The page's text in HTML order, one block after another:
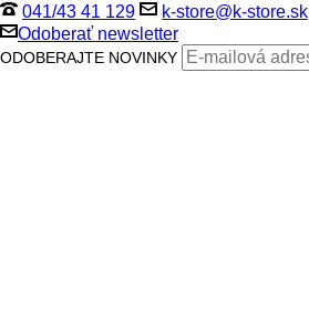
041/43 41 129 k-store@k-store.sk
Odoberať newsletter
ODOBERAJTE NOVINKY